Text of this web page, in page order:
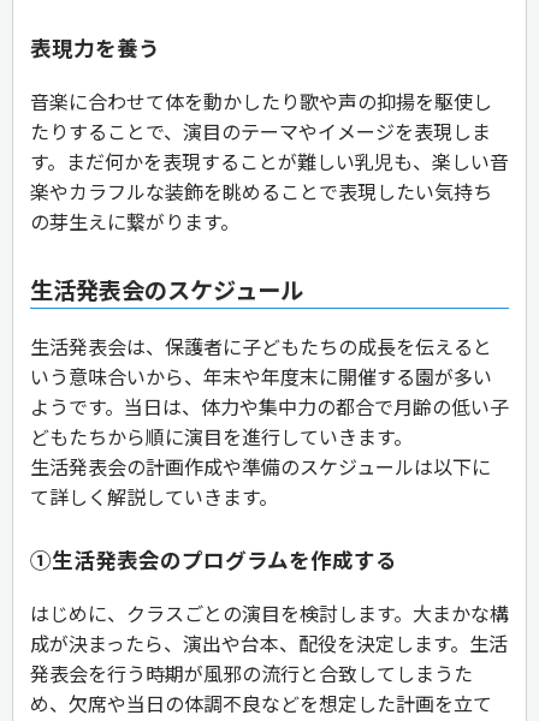
表現力を養う
音楽に合わせて体を動かしたり歌や声の抑揚を駆使し
たりすることで、演目のテーマやイメージを表現しま
す。まだ何かを表現することが難しい乳児も、楽しい音
楽やカラフルな装飾を眺めることで表現したい気持ち
の芽生えに繋がります。
生活発表会のスケジュール
生活発表会は、保護者に子どもたちの成長を伝えると
いう意味合いから、年末や年度末に開催する園が多い
ようです。当日は、体力や集中力の都合で月齢の低い子
どもたちから順に演目を進行していきます。
生活発表会の計画作成や準備のスケジュールは以下に
て詳しく解説していきます。
①生活発表会のプログラムを作成する
はじめに、クラスごとの演目を検討します。大まかな構
成が決まったら、演出や台本、配役を決定します。生活
発表会を行う時期が風邪の流行と合致してしまうた
め、欠席や当日の体調不良などを想定した計画を立て